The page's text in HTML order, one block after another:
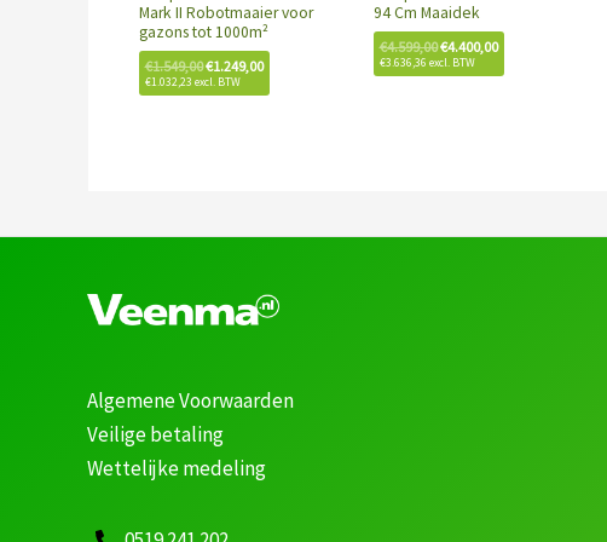
Mark II Robotmaaier voor
gazons tot 1000m²
€1.549,00€1.249,00
€1.032,23 excl. BTW
94 Cm Maaidek
€4.599,00€4.400,00
€3.636,36 excl. BTW
Algemene Voorwaarden
Veilige betaling
Wettelijke medeling